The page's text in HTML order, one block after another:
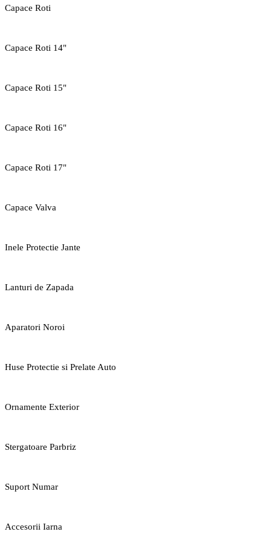
Capace Roti
Capace Roti 14"
Capace Roti 15"
Capace Roti 16"
Capace Roti 17"
Capace Valva
Inele Protectie Jante
Lanturi de Zapada
Aparatori Noroi
Huse Protectie si Prelate Auto
Ornamente Exterior
Stergatoare Parbriz
Suport Numar
Accesorii Iarna